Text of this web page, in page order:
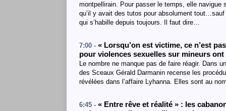
montpellirain. Pour passer le temps, elle
qu’il y avait des tutos pour absolument tout…sauf
qui s’habille depuis toujours. Il faut dire…
7:00 - « Lorsqu’on est victime, ce n’est
pour violences sexuelles sur mineurs
Le nombre ne manque pas de faire réagir. Dans
des Sceaux Gérald Darmanin recense les
révélées dans l’affaire Lyhanna. Elles sont au
6:45 - « Entre rêve et réalité » : les